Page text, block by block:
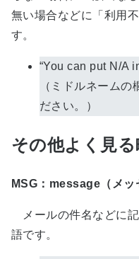
無い場合などに「利用
す。
“You can put N/A
（ミドルネームの
ださい。）
その他よく見
MSG：message（メッ
メールの件名などに
語です。